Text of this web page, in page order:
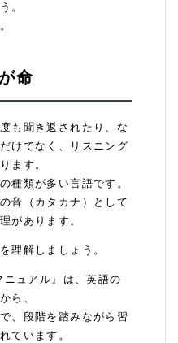
。
命
も聞き返されたり、な
けでなく、リスニング
ます。
種類が多い言語です。
音（カタカナ）として
があります。
理解しましょう。
ニュアル』は、英語の
ら、
、段階を踏みながら習
ています。